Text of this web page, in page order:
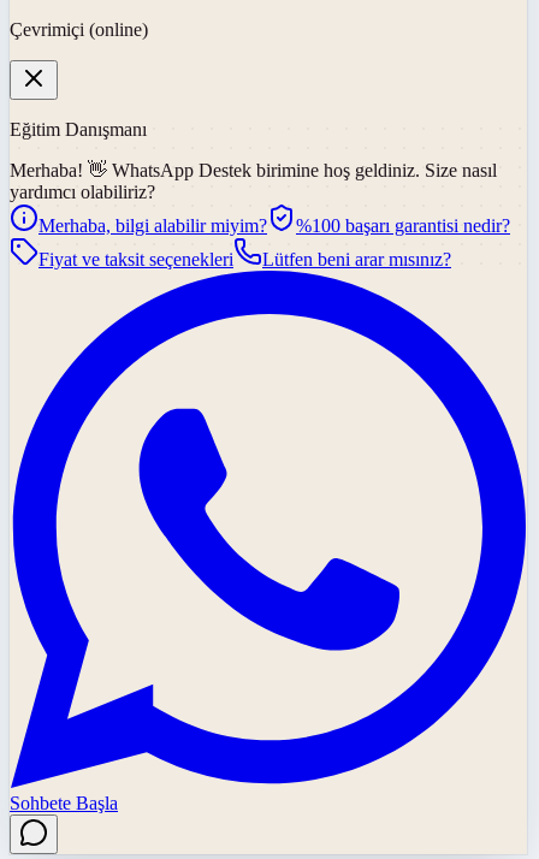
Çevrimiçi (online)
Eğitim Danışmanı
Merhaba! 👋 WhatsApp Destek birimine hoş geldiniz. Size nasıl
yardımcı olabiliriz?
Merhaba, bilgi alabilir miyim?
%100 başarı garantisi nedir?
Fiyat ve taksit seçenekleri
Lütfen beni arar mısınız?
Sohbete Başla